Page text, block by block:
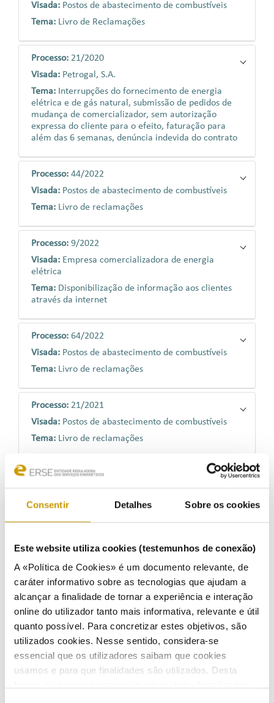
Consentir Detalhes Sobre os cookies
Este website utiliza cookies (testemunhos de conexão)
A «Política de Cookies» é um documento relevante, de
caráter informativo sobre as tecnologias que ajudam a
alcançar a finalidade de tornar a experiência e interação
online do utilizador tanto mais informativa, relevante e útil
quanto possível. Para concretizar estes objetivos, são
utilizados cookies. Nesse sentido, considera-se
essencial que os utilizadores saibam que cookies
usamos e para que finalidades são utilizados. Desta
Visada: Postos de abastecimento de combustíveis
Tema: Livro de Reclamações
Processo: 21/2020
Visada: Petrogal, S.A.
Tema: Interrupções do fornecimento de energia
elétrica e de gás natural, submissão de pedidos de
mudança de comercializador, sem autorização
expressa do cliente para o efeito, faturação para
além das 6 semanas, denúncia indevida do contrato
Processo: 44/2022
Visada: Postos de abastecimento de combustíveis
Tema: Livro de reclamações
Processo: 9/2022
Visada: Empresa comercializadora de energia
elétrica
Tema: Disponibilização de informação aos clientes
através da internet
Processo: 64/2022
Visada: Postos de abastecimento de combustíveis
Tema: Livro de reclamações
Processo: 21/2021
Visada: Postos de abastecimento de combustíveis
Tema: Livro de reclamações
Processo:61/2022
Visada:Postos de abastecimento de combustíveis
Tema:Livro de reclamações
Processo:
65/2022
Tema: Livro de reclamações
Processo:75/2022
Visada:Postos de abastecimento de combustíveis
Tema: Livro de reclamações